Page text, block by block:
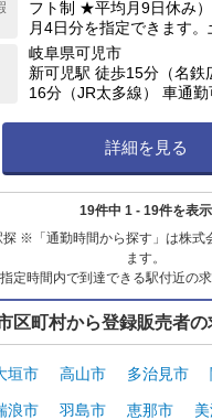
フト制 ★平均月9日休み
月4日分を指定できます
有給休暇／サマーバケー
休暇制度）★最大6連休が
下部へ記載
岐阜県可児市
新可児駅 徒歩15分（名
16分（JR太多線） 車通勤
詳細を見る
19件中 1 - 19件を表示
探 ※「通勤時間から探す」は株式
ます。
定時間内で到達できる駅付近の
区町村から登録販売者
垣市 高山市 多治見市
浪市 羽島市 恵那市